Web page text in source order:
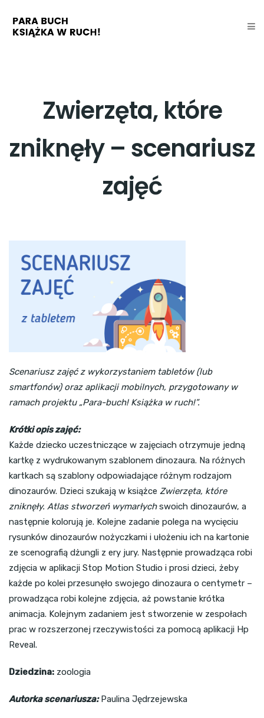
Zwierzęta, które
zniknęły – scenariusz
zajęć
Scenariusz zajęć z wykorzystaniem tabletów (lub
smartfonów) oraz aplikacji mobilnych, przygotowany w
ramach projektu „Para-buch! Książka w ruch!”.
Krótki opis zajęć:
Każde dziecko uczestniczące w zajęciach otrzymuje jedną
kartkę z wydrukowanym szablonem dinozaura. Na różnych
kartkach są szablony odpowiadające różnym rodzajom
dinozaurów. Dzieci szukają w książce Zwierzęta, które
zniknęły. Atlas stworzeń wymarłychswoich dinozaurów, a
następnie kolorują je. Kolejne zadanie polega na wycięciu
rysunków dinozaurów nożyczkami i ułożeniu ich na kartonie
ze scenografią dżungli z ery jury. Następnie prowadząca robi
zdjęcia w aplikacji Stop Motion Studio i prosi dzieci, żeby
każde po kolei przesunęło swojego dinozaura o centymetr –
prowadząca robi kolejne zdjęcia, aż powstanie krótka
animacja. Kolejnym zadaniem jest stworzenie w zespołach
prac w rozszerzonej rzeczywistości za pomocą aplikacji Hp
Reveal.
Dziedzina: zoologia
Autorka scenariusza:Paulina Jędrzejewska